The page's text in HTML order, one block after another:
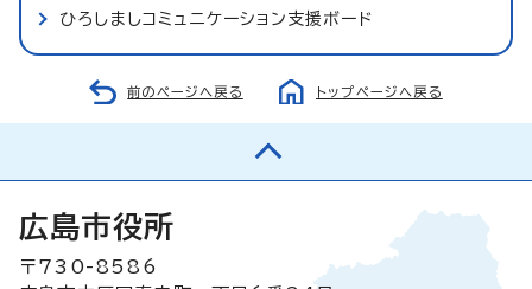
ひろしましコミュニケーション支援ボード
前のページへ戻る トップページへ戻る
広島市役所
〒730-8586